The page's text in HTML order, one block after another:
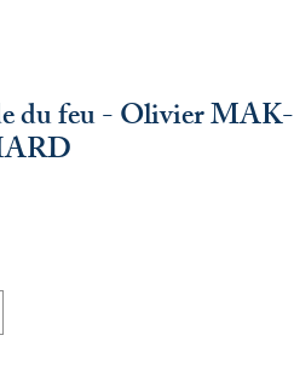
du feu - Olivier MAK-